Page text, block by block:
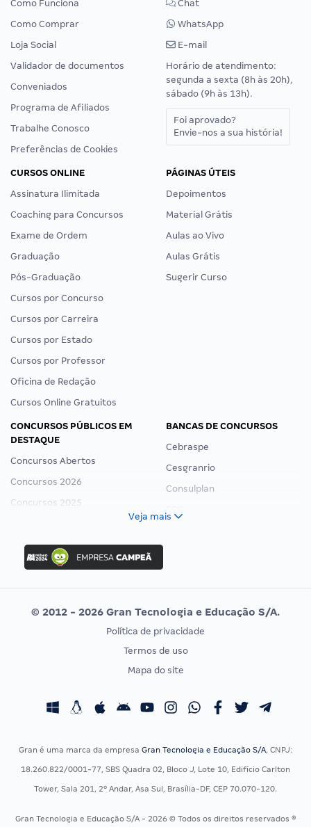
Como Funciona
Como Comprar
Loja Social
Validador de documentos
Conveniados
Programa de Afiliados
Trabalhe Conosco
Preferências de Cookies
Chat
WhatsApp
E-mail
Horário de atendimento:
segunda a sexta (8h às 20h),
sábado (9h às 13h).
Foi aprovado?
Envie-nos a sua história!
CURSOS ONLINE
Assinatura Ilimitada
Coaching para Concursos
Exame de Ordem
Graduação
Pós-Graduação
Cursos por Concurso
Cursos por Carreira
Cursos por Estado
Cursos por Professor
Oficina de Redação
Cursos Online Gratuitos
PÁGINAS ÚTEIS
Depoimentos
Material Grátis
Aulas ao Vivo
Aulas Grátis
Sugerir Curso
CONCURSOS PÚBLICOS EM
DESTAQUE
Concursos Abertos
Concursos 2026
Concursos 2025
Concurso Ibama
Concurso MPU
Editais publicados
BANCAS DE CONCURSOS
Cebraspe
Cesgranrio
Consulplan
Vunesp
CONCURSOS POR PROFISSÃO
Concursos Fiscais
Concursos Saúde
EXAME DE ORDEM
Calendário OAB
Veja mais
© 2012 - 2026 Gran Tecnologia e Educação S/A.
Política de privacidade
Termos de uso
Mapa do site
Gran é uma marca da empresa Gran Tecnologia e Educação S/A, CNPJ:
18.260.822/0001-77, SBS Quadra 02, Bloco J, Lote 10, Edifício Carlton
Tower, Sala 201, 2º Andar, Asa Sul, Brasília-DF, CEP 70.070-120.
Gran Tecnologia e Educação S/A - 2026 © Todos os direitos reservados ®